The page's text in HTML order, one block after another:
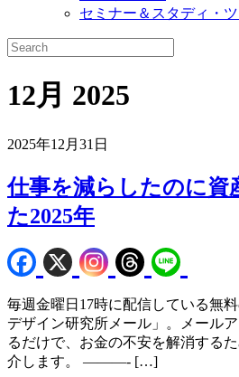
セミナー＆スタディ・
12月 2025
2025年12月31日
仕事を減らしたのに資
た2025年
毎週金曜日17時に配信している無
デザイン研究所メール」。メール
るだけで、お金の不安を解消する
介します。 ———- […]